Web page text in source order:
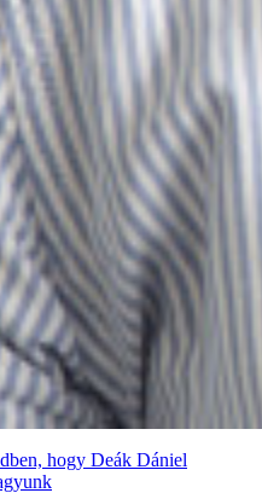
hogy Deák Dániel